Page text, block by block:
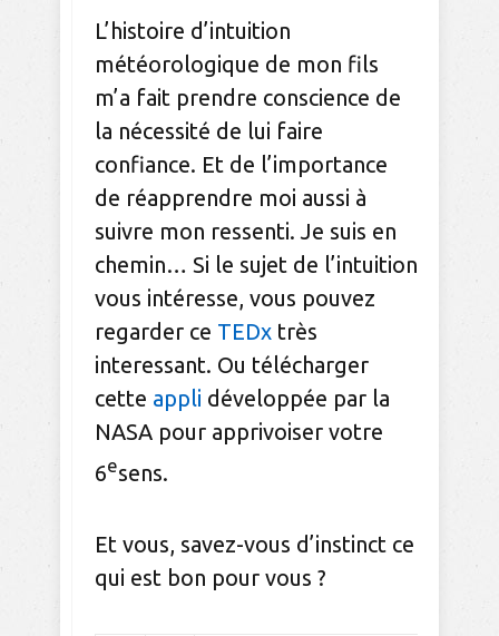
L’histoire d’intuition
météorologique de mon fils
m’a fait prendre conscience de
la nécessité de lui faire
confiance. Et de l’importance
de réapprendre moi aussi à
suivre mon ressenti. Je suis en
chemin… Si le sujet de l’intuition
vous intéresse, vous pouvez
regarder ce TEDx très
interessant. Ou télécharger
cette appli développée par la
NASA pour apprivoiser votre
6esens.
Et vous, savez-vous d’instinct ce
qui est bon pour vous ?